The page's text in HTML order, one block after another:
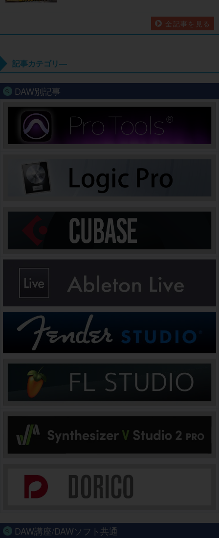
全記事を見る
記事カテゴリ―
DAW別記事
DAW講座/DAWソフト共通